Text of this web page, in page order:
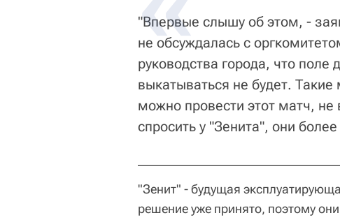
"Впервые слышу об этом, -
не обсуждалась с
руководства города, что
выкатываться не будет.
можно провести этот матч,
спросить у "Зенита", они
"Зенит" - будущая
решение уже принято, поэтому